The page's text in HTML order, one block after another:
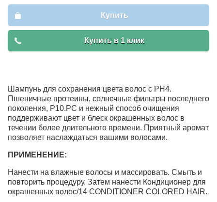
Купить
Купить в 1 клик
Шампунь для сохранения цвета волос с PH4.
Пшеничные протеины, солнечные фильтры последнего
поколения, Р10.РС и нежный способ очищения
поддерживают цвет и блеск окрашенных волос в
течении более длительного времени. Приятный аромат
позволяет наслаждаться вашими волосами.
ПРИМЕНЕНИЕ:
Нанести на влажные волосы и массировать. Смыть и
повторить процедуру. Затем нанести Кондиционер для
окрашенных волос/14 CONDITIONER COLORED HAIR.